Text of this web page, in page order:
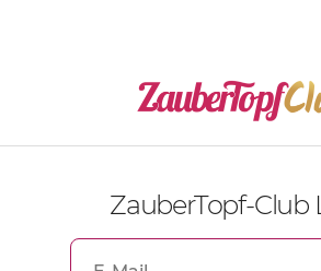
ZauberTopf-Club